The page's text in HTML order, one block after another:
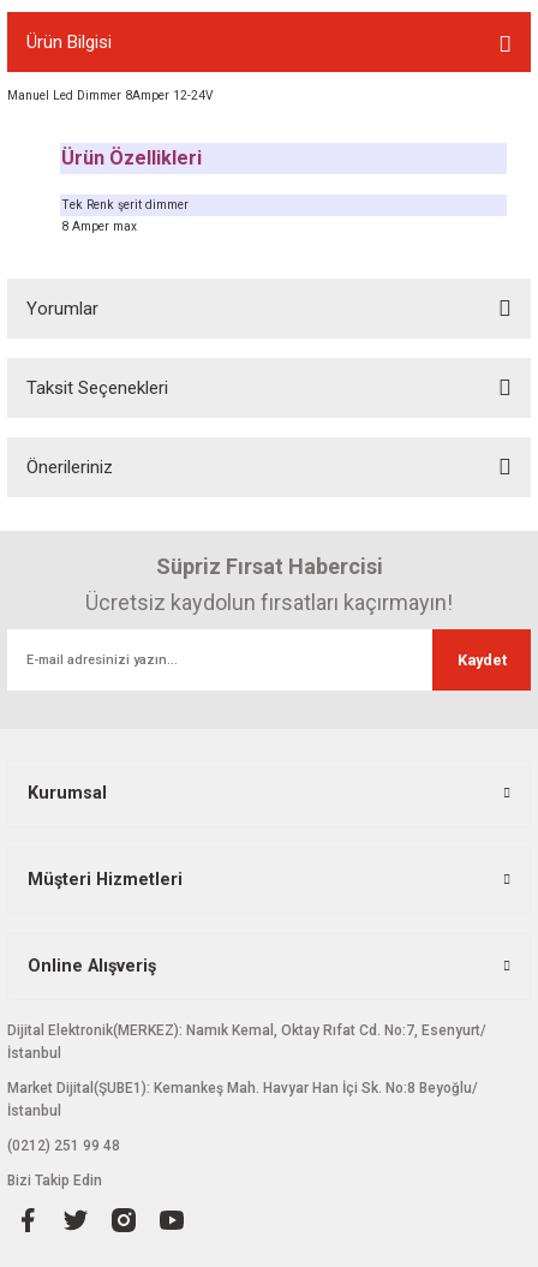
Ürün Bilgisi
Manuel Led Dimmer 8Amper 12-24V
Ürün Özellikleri
Tek Renk şerit dimmer
8 Amper max
Yorumlar
Taksit Seçenekleri
Önerileriniz
Görüş ve önerileriniz için teşekkür ederiz.
Ürün resmi kalitesiz, bozuk veya görüntülenemiyor.
Bu ürüne benzer farklı alternatifler olmalı.
Süpriz Fırsat Habercisi
Ücretsiz kaydolun fırsatları kaçırmayın!
Kaydet
Kurumsal
Müşteri Hizmetleri
Online Alışveriş
Dijital Elektronik(MERKEZ): Namık Kemal, Oktay Rıfat Cd. No:7, Esenyurt/
İstanbul
Market Dijital(ŞUBE1): Kemankeş Mah. Havyar Han İçi Sk. No:8 Beyoğlu/
İstanbul
(0212) 251 99 48
Bizi Takip Edin